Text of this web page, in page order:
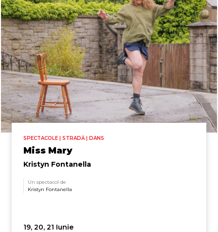
SPECTACOLE | STRADĂ | DANS
Miss Mary
Kristyn Fontanella
Un spectacol de
Kristyn Fontanella
19, 20, 21 Iunie